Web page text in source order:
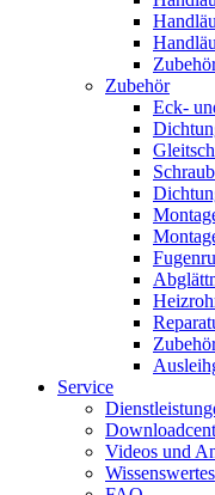
Zubehör
Eck-
Service
Videos und
Wissenswertes